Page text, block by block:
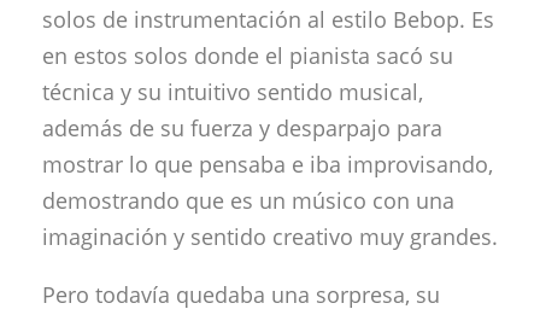
solos de instrumentación al estilo Bebop. Es
en estos solos donde el pianista sacó su
técnica y su intuitivo sentido musical,
además de su fuerza y desparpajo para
mostrar lo que pensaba e iba improvisando,
demostrando que es un músico con una
imaginación y sentido creativo muy grandes.
Pero todavía quedaba una sorpresa, su